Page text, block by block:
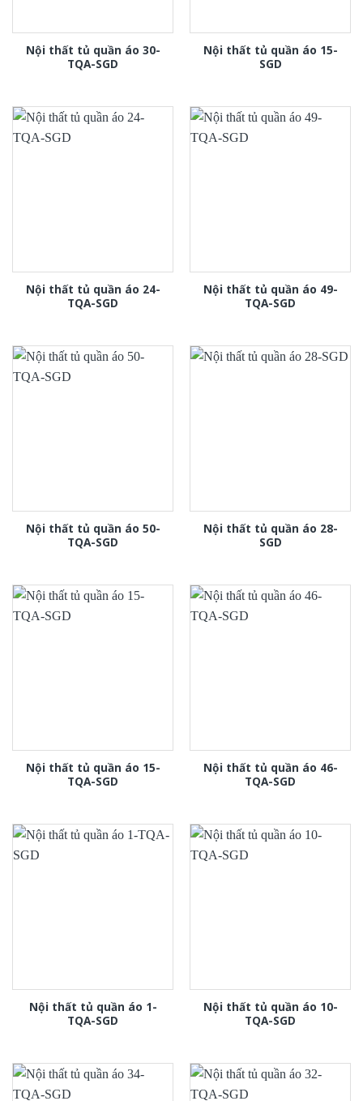
Nội thất tủ quần áo 30-
TQA-SGD
Nội thất tủ quần áo 15-
SGD
Nội thất tủ quần áo 24-
TQA-SGD
Nội thất tủ quần áo 49-
TQA-SGD
Nội thất tủ quần áo 50-
TQA-SGD
Nội thất tủ quần áo 28-
SGD
Nội thất tủ quần áo 15-
TQA-SGD
Nội thất tủ quần áo 46-
TQA-SGD
Nội thất tủ quần áo 1-
TQA-SGD
Nội thất tủ quần áo 10-
TQA-SGD